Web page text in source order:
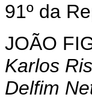
91º da
JOÃO
Karlos
Delfim